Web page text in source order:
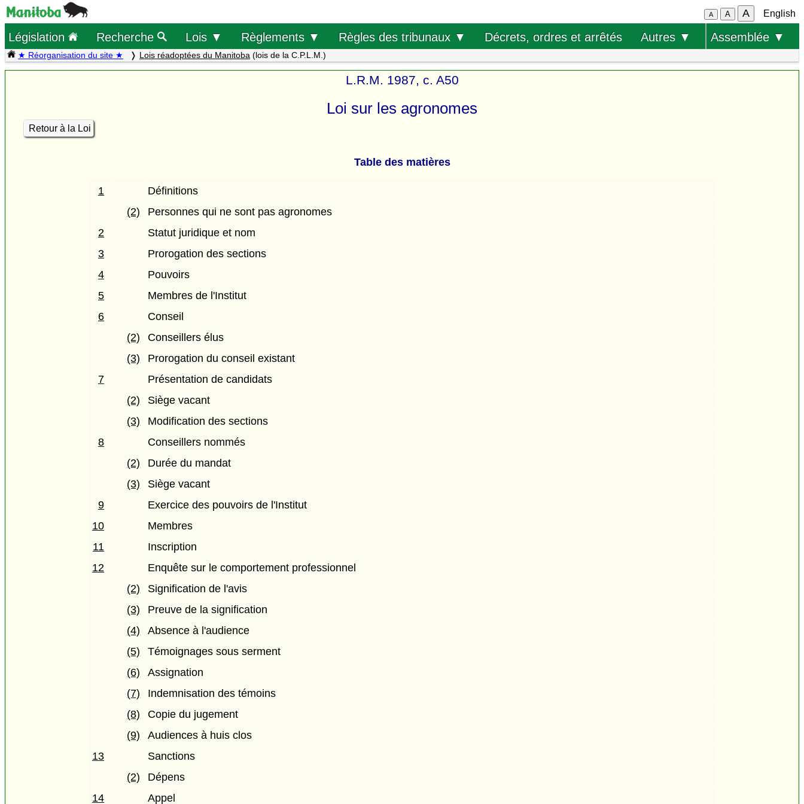
A A A English
Législation Recherche Lois ▼ Règlements ▼ Règles des tribunaux ▼ Décrets, ordres et arrêtés Autres ▼ Assemblée ▼
★ Réorganisation du site ★ Lois réadoptées du Manitoba (lois de la C.P.L.M.)
L.R.M. 1987, c. A50
Loi sur les agronomes
Retour à la Loi
Table des matières
1
Définitions
(2)
Personnes qui ne sont pas agronomes
2
Statut juridique et nom
3
Prorogation des sections
4
Pouvoirs
5
Membres de l'Institut
6
Conseil
(2)
Conseillers élus
(3)
Prorogation du conseil existant
7
Présentation de candidats
(2)
Siège vacant
(3)
Modification des sections
8
Conseillers nommés
(2)
Durée du mandat
(3)
Siège vacant
9
Exercice des pouvoirs de l'Institut
10
Membres
11
Inscription
12
Enquête sur le comportement professionnel
(2)
Signification de l'avis
(3)
Preuve de la signification
(4)
Absence à l'audience
(5)
Témoignages sous serment
(6)
Assignation
(7)
Indemnisation des témoins
(8)
Copie du jugement
(9)
Audiences à huis clos
13
Sanctions
(2)
Dépens
14
Appel